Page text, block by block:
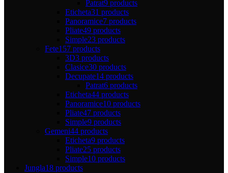
Patrat9 products
Eticheta31 products
Panoramice7 products
Pliate49 products
Simple23 products
Fete157 products
3D3 products
Clasice30 products
Decupate14 products
Patrat6 products
Eticheta44 products
Panoramice10 products
Pliate47 products
Simple9 products
Gemeni44 products
Eticheta9 products
Pliate25 products
Simple10 products
Jungla18 products